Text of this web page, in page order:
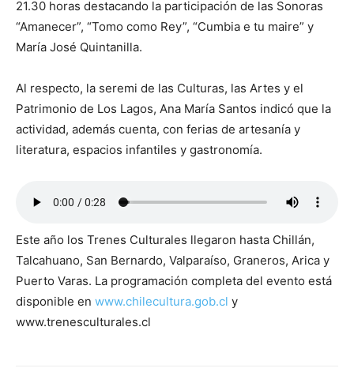
21.30 horas destacando la participación de las Sonoras
“Amanecer”, “Tomo como Rey”, “Cumbia e tu maire” y
María José Quintanilla.
Al respecto, la seremi de las Culturas, las Artes y el
Patrimonio de Los Lagos, Ana María Santos indicó que la
actividad, además cuenta, con ferias de artesanía y
literatura, espacios infantiles y gastronomía.
Este año los Trenes Culturales llegaron hasta Chillán,
Talcahuano, San Bernardo, Valparaíso, Graneros, Arica y
Puerto Varas. La programación completa del evento está
disponible en www.chilecultura.gob.cl y
www.trenesculturales.cl